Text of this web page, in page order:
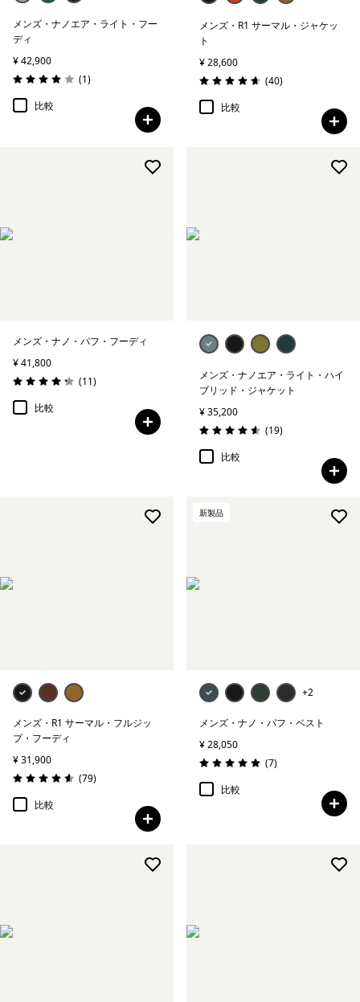
メンズ・ナノエア・ライト・フー
ディ
¥ 42,900
評価: 4.0 / 5
(1レビュー
)
比較
メンズ・R1 サーマル・ジャケッ
ト
¥ 28,600
評価: 4.7 / 5
(40レビュー
)
比較
メンズ・ナノ・パフ・フーディ
¥ 41,800
評価: 4.3 / 5
(11レビュー
)
比較
メンズ・ナノエア・ライト・ハイ
ブリッド・ジャケット
¥ 35,200
評価: 4.6 / 5
(19レビュー
)
比較
メンズ・R1 サーマル・フルジッ
プ・フーディ
¥ 31,900
評価: 4.6 / 5
(79レビュー
)
比較
新製品
+2
メンズ・ナノ・パフ・ベスト
¥ 28,050
評価: 5.0 / 5
(7レビュー
)
比較